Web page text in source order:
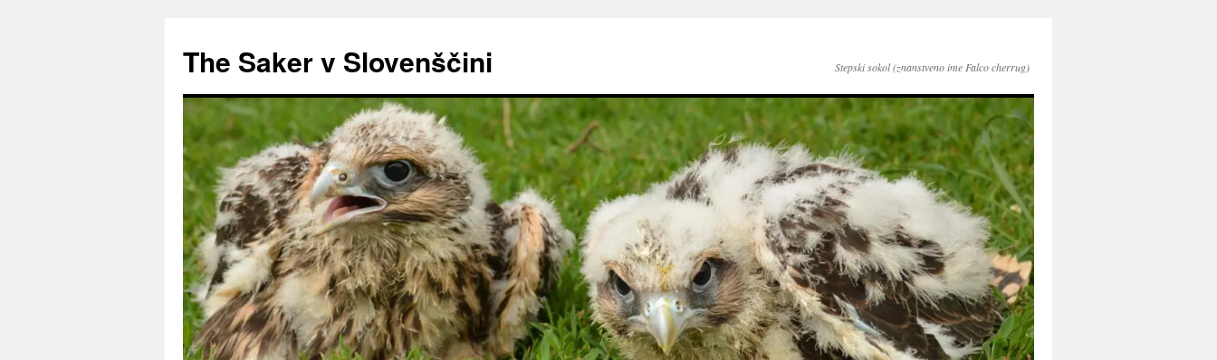
vsebino
The Saker v Slovenščini Stepski sokol (znanstveno ime Falco cherrug)